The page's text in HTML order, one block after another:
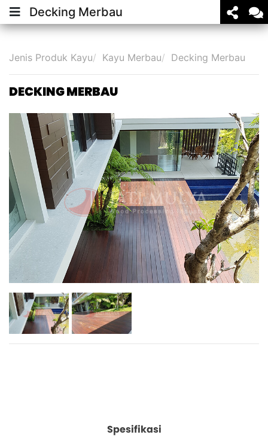
Decking Merbau
Jenis Produk Kayu Kayu Merbau Decking Merbau
DECKING MERBAU
Spesifikasi